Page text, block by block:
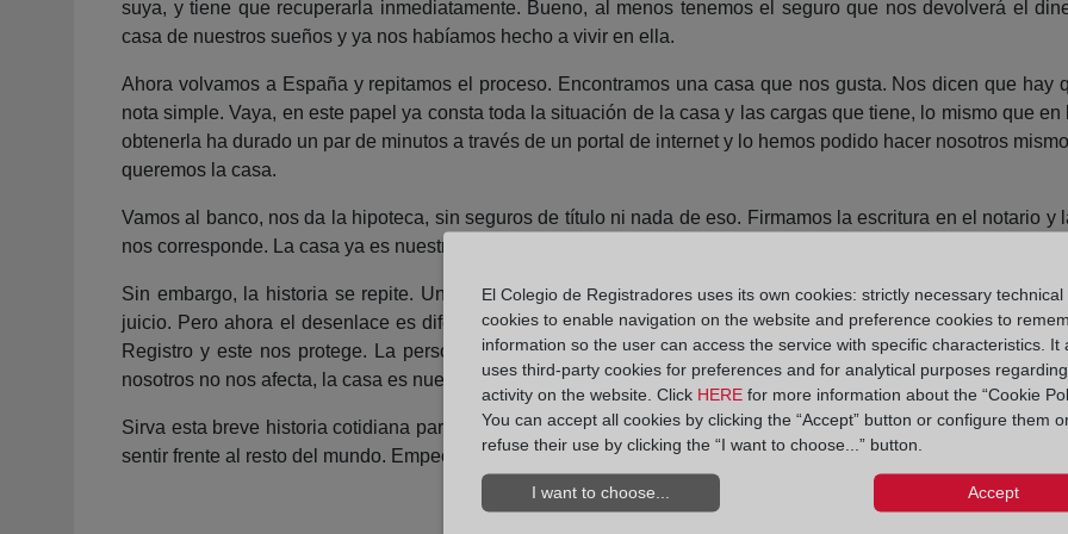
suya, y tiene que recuperarla inmediatamente. Bueno, al menos tenemos el seguro que nos devolverá el
casa de nuestros sueños y ya nos habíamos hecho a vivir en ella.
Ahora volvamos a España y repitamos el proceso. Encontramos una casa que nos gusta. Nos dicen que
nota simple. Vaya, en este papel ya consta toda la situación de la casa y las cargas que tiene, lo mismo que
obtenerla ha durado un par de minutos a través de un portal de internet y lo hemos podido hacer nosotros
queremos la casa.
Vamos al banco, nos da la hipoteca, sin seguros de título ni nada de eso. Firmamos la escritura en el notario
nos corresponde. La casa ya es nuestra para siempre.
Sin embargo, la historia se repite. Unos cuantos años después, aparece un señor que dice ser el
juicio. Pero ahora el desenlace es diferente. El juez reconoce que el señor tiene razón, pero aún así la casa
Registro y este nos protege. La persona que ha resultado perjudicada tendrá que demandar a quien nos
nosotros no nos afecta, la casa es nuestra y no tenemos que movernos.
Sirva esta breve historia cotidiana para tomar conciencia de la importancia de nuestro sistema registral, la
sentir frente al resto del mundo. Empecemos a valorar lo que ya tenemos para no perderlo.
El Colegio de Registradores uses its own cookies: strictly necessary technical
cookies to enable navigation on the website and preference cookies to
information so the user can access the service with specific characteristics. It
uses third-party cookies for preferences and for analytical purposes
activity on the website. Click HERE for more information about the “Cookie
You can accept all cookies by clicking the “Accept” button or configure them
refuse their use by clicking the “I want to choose...” button.
I want to choose... Accept